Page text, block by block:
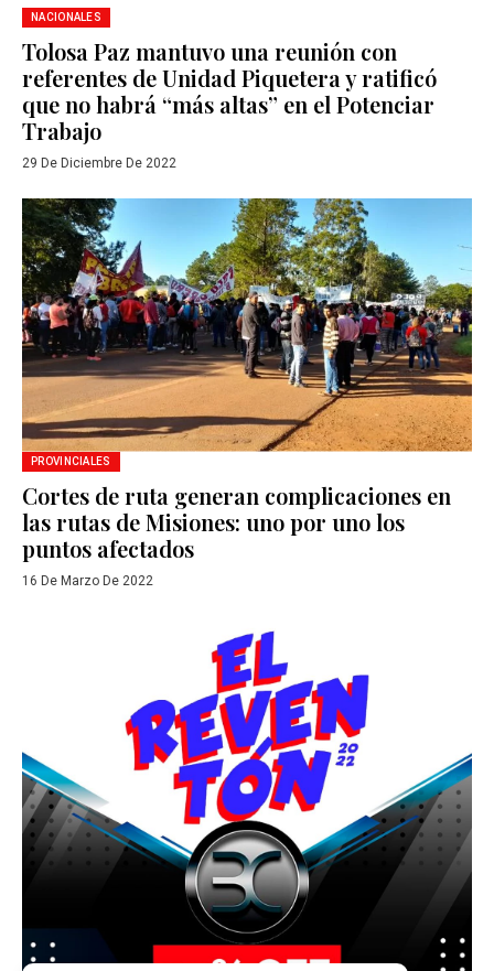
NACIONALES
Tolosa Paz mantuvo una reunión con
referentes de Unidad Piquetera y ratificó
que no habrá “más altas” en el Potenciar
Trabajo
29 De Diciembre De 2022
PROVINCIALES
Cortes de ruta generan complicaciones en
las rutas de Misiones: uno por uno los
puntos afectados
16 De Marzo De 2022